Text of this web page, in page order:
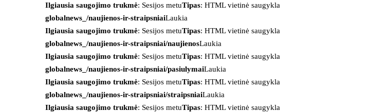
Ilgiausia saugojimo trukmė: Sesijos metuTipas: HTML vietinė saugykla
globalnews_/naujienos-ir-straipsniaiLaukia
Ilgiausia saugojimo trukmė: Sesijos metuTipas: HTML vietinė saugykla
globalnews_/naujienos-ir-straipsniai/naujienosLaukia
Ilgiausia saugojimo trukmė: Sesijos metuTipas: HTML vietinė saugykla
globalnews_/naujienos-ir-straipsniai/pasiulymaiLaukia
Ilgiausia saugojimo trukmė: Sesijos metuTipas: HTML vietinė saugykla
globalnews_/naujienos-ir-straipsniai/straipsniaiLaukia
Ilgiausia saugojimo trukmė: Sesijos metuTipas: HTML vietinė saugykla